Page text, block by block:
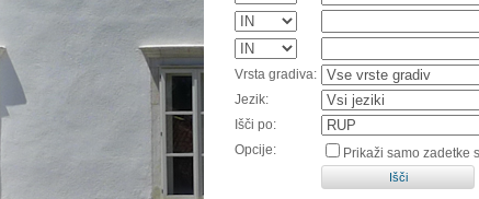
Vrsta gradiva:
Jezik:
Išči po:
Opcije:
Prikaži samo zadetke